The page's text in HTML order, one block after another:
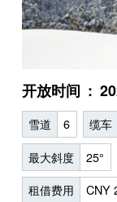
开放时间
雪道 6 缆车
最大斜度 25°
租借费用 CNY